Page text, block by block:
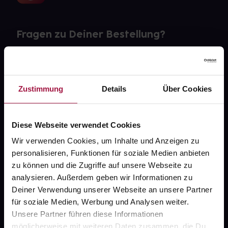
Zustimmung Details Über Cookies
Diese Webseite verwendet Cookies
Wir verwenden Cookies, um Inhalte und Anzeigen zu
personalisieren, Funktionen für soziale Medien anbieten
zu können und die Zugriffe auf unsere Webseite zu
analysieren. Außerdem geben wir Informationen zu
Deiner Verwendung unserer Webseite an unsere Partner
für soziale Medien, Werbung und Analysen weiter.
Unsere Partner führen diese Informationen
Fragen zu Deiner Bestellung?
Über uns
Karriere